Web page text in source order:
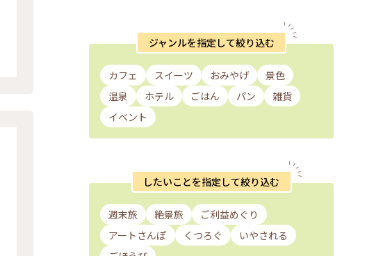
ジャンルを指定して絞り込む
カフェ スイーツ おみやげ
景色
温泉
ホテル ごはん パン
雑貨
イベント
したいことを指定して絞り込む
週末旅 絶景旅
ご利益めぐり
アートさんぽ
くつろぐ
いやされる